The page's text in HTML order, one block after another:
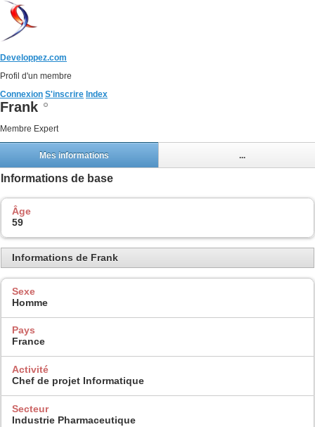
Developpez.com
Profil d'un membre
Connexion S'inscrire Index
Frank
Membre Expert
Mes informations ...
Informations de base
Âge
59
Informations de Frank
Sexe
Homme
Pays
France
Activité
Chef de projet Informatique
Secteur
Industrie Pharmaceutique